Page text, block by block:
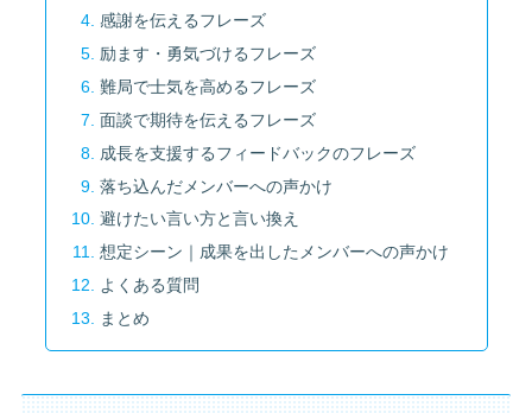
感謝を伝えるフレーズ
励ます・勇気づけるフレーズ
難局で士気を高めるフレーズ
面談で期待を伝えるフレーズ
成長を支援するフィードバックのフレーズ
落ち込んだメンバーへの声かけ
避けたい言い方と言い換え
想定シーン｜成果を出したメンバーへの声かけ
よくある質問
まとめ